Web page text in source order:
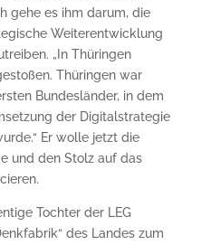
gehe es ihm darum, die
Weiterentwicklung
„In Thüringen
Thüringen war
Bundesländer, in dem
der Digitalstrategie
Er wolle jetzt die
und den Stolz auf das
Tochter der LEG
des Landes zum